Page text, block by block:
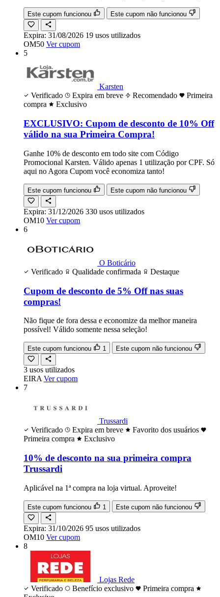
Este cupom funcionou Este cupom não funcionou
Expira: 31/08/2026 19 usos utilizados
OM50 Ver cupom
5
Karsten
Verificado
Expira em breve Recomendado
Primeira
compra
Exclusivo
EXCLUSIVO: Cupom de desconto de 10% Off
válido na sua Primeira Compra!
Ganhe 10% de desconto em todo site com Código
Promocional Karsten. Válido apenas 1 utilização por CPF. Só
aqui no Agora Cupom você economiza tanto!
Este cupom funcionou Este cupom não funcionou
Expira: 31/12/2026 330 usos utilizados
OM10 Ver cupom
6
O Boticário
Verificado
Qualidade confirmada Destaque
Cupom de desconto de 5% Off nas suas
compras!
Não fique de fora dessa e economize da melhor maneira
possível! Válido somente nessa seleção!
Este cupom funcionou 1 Este cupom não funcionou
3 usos utilizados
EIRA Ver cupom
7
Trussardi
Verificado
Expira em breve
Favorito dos usuários
Primeira compra
Exclusivo
10% de desconto na sua primeira compra
Trussardi
Aplicável na 1ª compra na loja virtual. Aproveite!
Este cupom funcionou 1 Este cupom não funcionou
Expira: 31/10/2026 95 usos utilizados
OM10 Ver cupom
8
Lojas Rede
Verificado
Benefício exclusivo
Primeira compra